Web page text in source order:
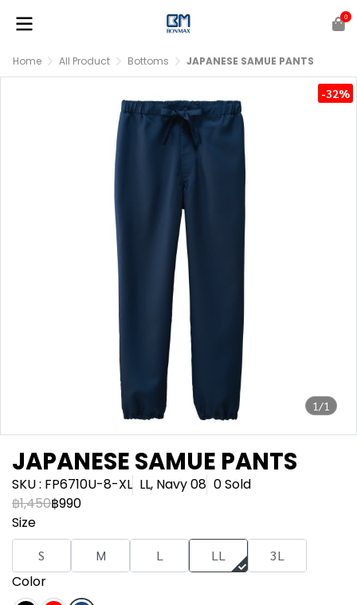
0
Home All Product Bottoms JAPANESE SAMUE PANTS
1/1
-32%
JAPANESE SAMUE PANTS
SKU : FP6710U-8-XL LL, Navy 08 0 Sold
฿1,450฿990
Size
S M L LL 3L
Color